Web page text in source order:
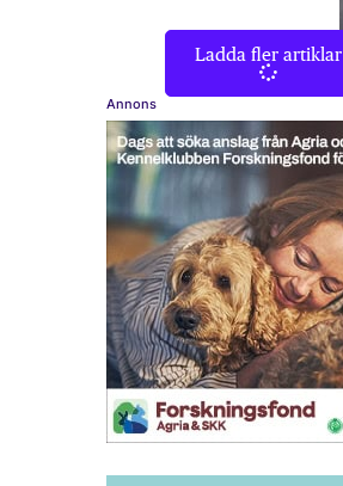
Ladda fler artiklar
Annons